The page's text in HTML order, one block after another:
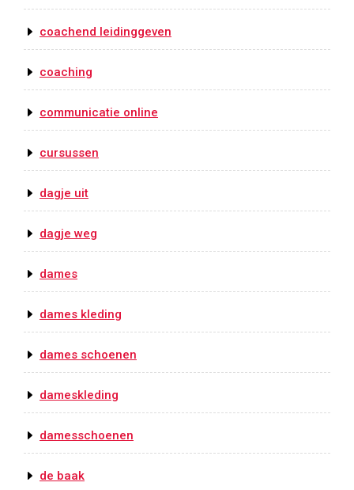
coachend leidinggeven
coaching
communicatie online
cursussen
dagje uit
dagje weg
dames
dames kleding
dames schoenen
dameskleding
damesschoenen
de baak